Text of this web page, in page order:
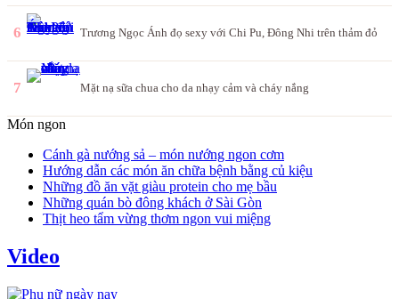
6 Trương Ngọc Ánh đọ sexy với Chi Pu, Đông Nhi trên thảm đỏ
7 Mặt nạ sữa chua cho da nhạy cảm và cháy nắng
Món ngon
Cánh gà nướng sả – món nướng ngon cơm
Hướng dẫn các món ăn chữa bệnh bằng củ kiệu
Những đồ ăn vặt giàu protein cho mẹ bầu
Những quán bò đông khách ở Sài Gòn
Thịt heo tẩm vừng thơm ngon vui miệng
Video